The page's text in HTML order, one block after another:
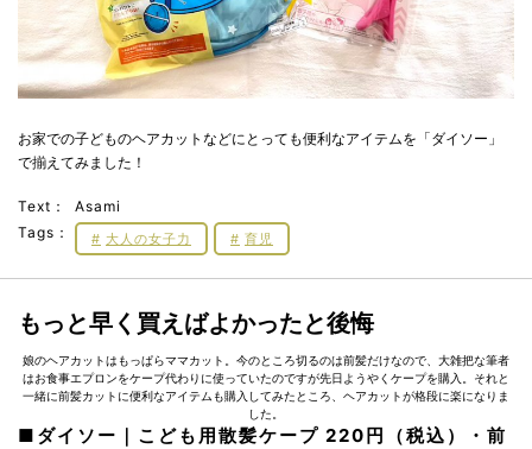
お家での子どものヘアカットなどにとっても便利なアイテムを「ダイソー」
で揃えてみました！
Text：
Asami
Tags：
大人の女子力 育児
もっと早く買えばよかったと後悔
娘のヘアカットはもっぱらママカット。今のところ切るのは前髪だけなので、大雑把な筆者
はお食事エプロンをケープ代わりに使っていたのですが先日ようやくケープを購入。それと
一緒に前髪カットに便利なアイテムも購入してみたところ、ヘアカットが格段に楽になりま
した。
■ダイソー｜こども用散髪ケープ 220円（税込）・前